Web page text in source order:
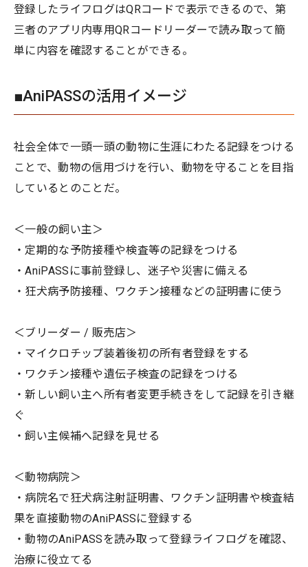
登録したライフログはQRコードで表示できるので、第
三者のアプリ内専用QRコードリーダーで読み取って簡
単に内容を確認することができる。
■AniPASSの活用イメージ
社会全体で一頭一頭の動物に生涯にわたる記録をつける
ことで、動物の信用づけを行い、動物を守ることを目指
しているとのことだ。
＜一般の飼い主＞
・定期的な予防接種や検査等の記録をつける
・AniPASSに事前登録し、迷子や災害に備える
・狂犬病予防接種、ワクチン接種などの証明書に使う
＜ブリーダー / 販売店＞
・マイクロチップ装着後初の所有者登録をする
・ワクチン接種や遺伝子検査の記録をつける
・新しい飼い主へ所有者変更手続きをして記録を引き継
ぐ
・飼い主候補へ記録を見せる
＜動物病院＞
・病院名で狂犬病注射証明書、ワクチン証明書や検査結
果を直接動物のAniPASSに登録する
・動物のAniPASSを読み取って登録ライフログを確認、
治療に役立てる